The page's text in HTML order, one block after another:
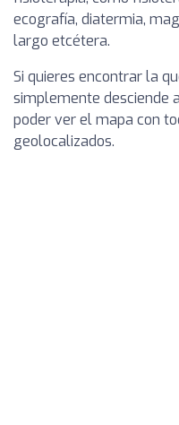
ecografía, diatermia,
largo etcétera.
Si quieres encontrar la
simplemente desciende
poder ver el mapa con
geolocalizados.